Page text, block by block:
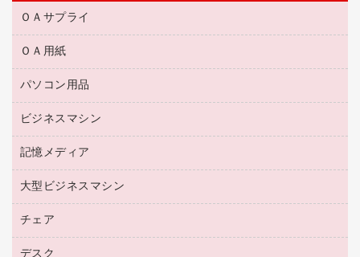
ＯＡサプライ
互換インクカートリッジ
リサイクルトナー（リターン方式）
リサイクルトナー（プール方式）
リサイクルインクカートリッジ
プリンタ用リボン
トナーカートリッジ
コピートナー
インクカートリッジ
ＯＡ用紙
名刺用紙
帳票用紙／フォーム用紙
ワープロ用紙
ラベル用紙
プロッター用紙
ハガキ用紙
パソコン用品
パソコン周辺機器
各種ケーブル
マウスパッド
マウス
パソコンバッグ／収納用品
ビジネスマシン
電話機
レーザープリンタ／複合機
メモリーカード
プロジェクタ
ファクシミリ
記憶メディア
ブルーレイディスク
ＣＤ－ＲＷ
大型ビジネスマシン
プリンタ
チェア
応接イス・ベンチ
デスク